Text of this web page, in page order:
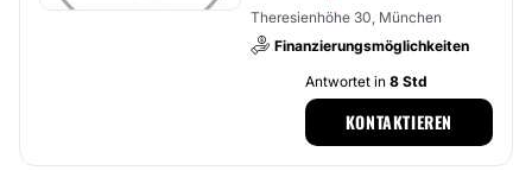
Theresienhöhe 30, München
Finanzierungsmöglichkeiten
Antwortet in 8 Std
KONTAKTIEREN